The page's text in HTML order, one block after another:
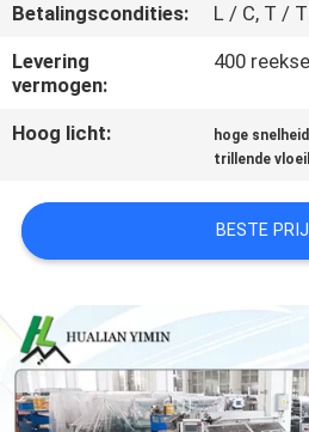
CITAAT
SITEMAP
POLICY
Betalingscondities:
L / C, T / T
Levering
vermogen:
400
Hoog licht: hoge
trillende
BESTE